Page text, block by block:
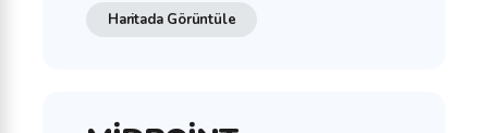
Haritada Görüntüle